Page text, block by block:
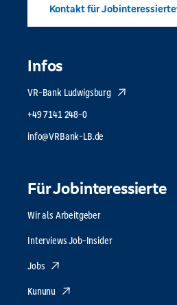
Kontakt für Jobinteressierte
Infos
VR-Bank Ludwigsburg
+49 7141 248-0
info@VRBank-LB.de
Für Jobinteressierte
Wir als Arbeitgeber
Interviews Job-Insider
Jobs
Kununu